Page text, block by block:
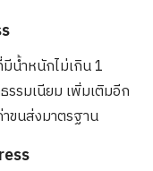
น้ำหนักไม่เกิน 1
รรมเนียม เพิ่มเติมอีก
ขนส่งมาตรฐาน